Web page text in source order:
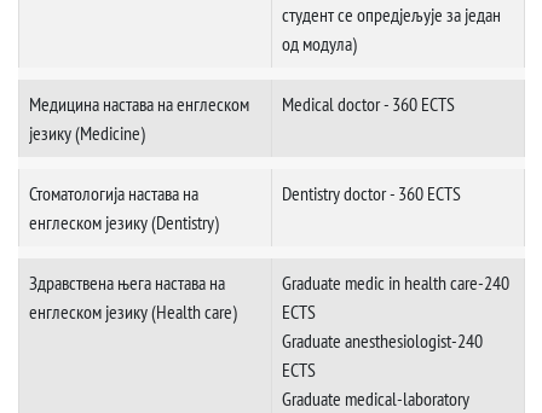
студент се опредјељује за један
од модула)
Медицина настава на енглеском
језику (Medicine)
Medical doctor - 360 ECTS
Стоматологија настава на
енглеском језику (Dentistry)
Dentistry doctor - 360 ECTS
Здравствена њега настава на
енглеском језику (Health care)
Graduate medic in health care-240
ECTS
Graduate anesthesiologist-240
ECTS
Graduate medical-laboratory